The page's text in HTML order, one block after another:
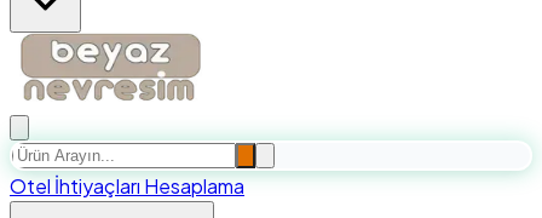
Otel İhtiyaçları Hesaplama